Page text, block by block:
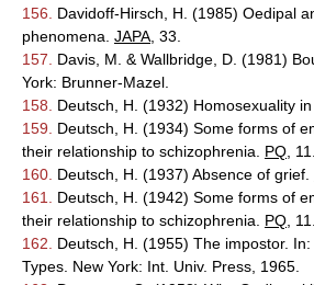
156.
Davidoff-Hirsch, H. (1985) Oedipal
phenomena. JAPA , 33.
157.
Davis, M. & Wallbridge, D. (1981)
York: Brunner-Mazel.
158.
Deutsch, H. (1932) Homosexuality in
159.
Deutsch, H. (1934) Some forms of
their relationship to schizophrenia. PQ , 11.
160. Deutsch, H. (1937) Absence of grief.
161.
Deutsch, H. (1942) Some forms of
their relationship to schizophrenia. PQ , 11.
162.
Deutsch, H. (1955) The impostor.
Types. New York: Int. Univ. Press, 1965.